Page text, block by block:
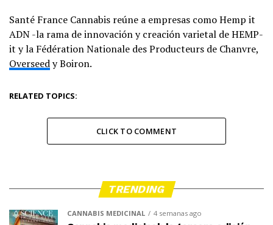
Santé France Cannabis reúne a empresas como Hemp it
ADN -la rama de innovación y creación varietal de HEMP-
it y la Fédération Nationale des Producteurs de Chanvre,
Overseedy Boiron.
RELATED TOPICS:
CLICK TO COMMENT
TRENDING
CANNABIS MEDICINAL 4 semanas ago